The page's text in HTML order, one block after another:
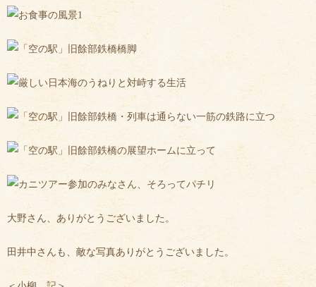
大野さん、ありがとうございました。
田井中さんも、敵な写真ありがとうございました。